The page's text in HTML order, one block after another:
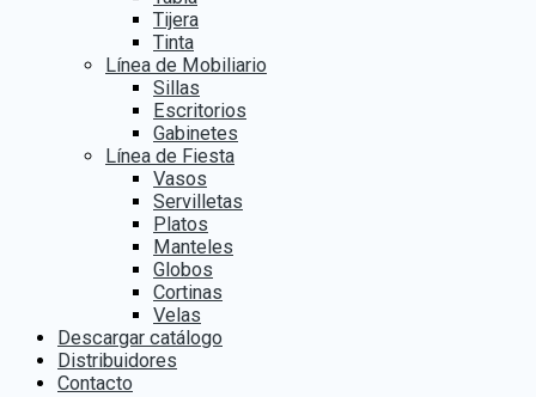
Tijera
Tinta
Línea de Mobiliario
Sillas
Escritorios
Gabinetes
Línea de Fiesta
Vasos
Servilletas
Platos
Manteles
Globos
Cortinas
Velas
Descargar catálogo
Distribuidores
Contacto